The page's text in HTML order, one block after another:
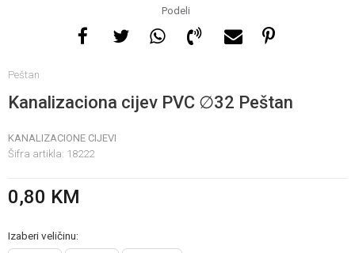
Podeli
Peštan
Kanalizaciona cijev PVC ∅32 Peštan
KANALIZACIONE CIJEVI
Šifra artikla: 18222
0,80 KM
Izaberi veličinu:
nedelje